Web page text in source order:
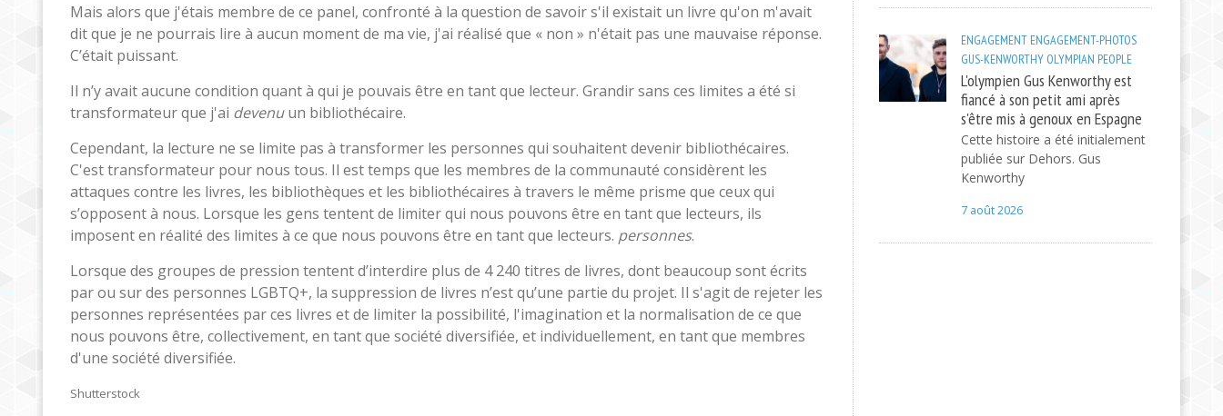
Mais alors que j'étais membre de ce panel, confronté à la question de savoir s'il existait un livre qu'on m'avait
dit que je ne pourrais lire à aucun moment de ma vie, j'ai réalisé que « non » n'était pas une mauvaise réponse.
C’était puissant.
Il n’y avait aucune condition quant à qui je pouvais être en tant que lecteur. Grandir sans ces limites a été si
transformateur que j'ai devenuun bibliothécaire.
Cependant, la lecture ne se limite pas à transformer les personnes qui souhaitent devenir bibliothécaires.
C'est transformateur pour nous tous. Il est temps que les membres de la communauté considèrent les
attaques contre les livres, les bibliothèques et les bibliothécaires à travers le même prisme que ceux qui
s’opposent à nous. Lorsque les gens tentent de limiter qui nous pouvons être en tant que lecteurs, ils
imposent en réalité des limites à ce que nous pouvons être en tant que lecteurs. personnes.
Lorsque des groupes de pression tentent d’interdire plus de 4 240 titres de livres, dont beaucoup sont écrits
par ou sur des personnes LGBTQ+, la suppression de livres n’est qu’une partie du projet. Il s'agit de rejeter les
personnes représentées par ces livres et de limiter la possibilité, l'imagination et la normalisation de ce que
nous pouvons être, collectivement, en tant que société diversifiée, et individuellement, en tant que membres
d'une société diversifiée.
Shutterstock
ENGAGEMENT ENGAGEMENT-PHOTOS
GUS-KENWORTHY OLYMPIAN PEOPLE
L'olympien Gus Kenworthy est
fiancé à son petit ami après
s'être mis à genoux en Espagne
Cette histoire a été initialement
publiée sur Dehors. Gus
Kenworthy
7 août 2026